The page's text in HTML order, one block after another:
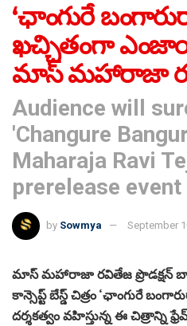
‘ఛాంగురే
ఖచ్చితంగా
మాస్ మహారాజా
Audience will
'Changure
Maharaja Ravi
prerelease event
by Sowmya September
మాస్ మహారాజా రవితేజ ప్రొడక్షన్
కాన్సెప్ట్ బేస్డ్ చిత్రం ‘ఛాంగురే
దర్శకత్వం వహిస్తున్న ఈ చిత్రాన్ని